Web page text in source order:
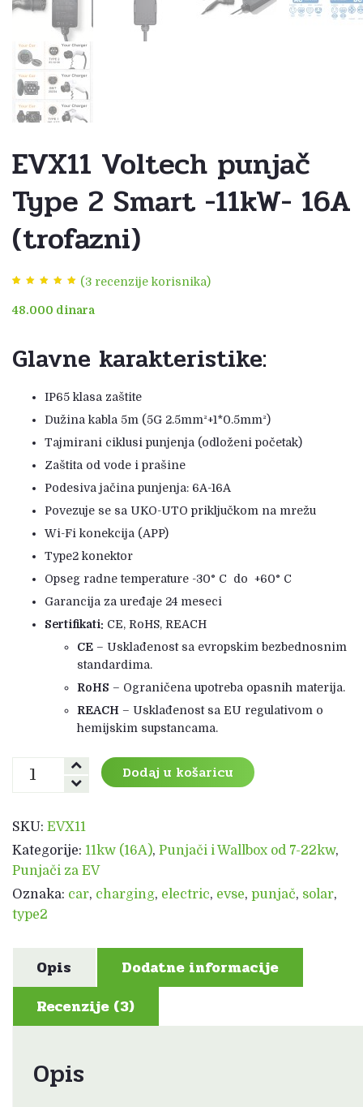
EVX11 Voltech punjač
Type 2 Smart -11kW- 16A
(trofazni)
ocjene:5.00
(3 recenzije korisnika)
48.000 dinara
Glavne karakteristike:
IP65 klasa zaštite
Dužina kabla 5m (5G 2.5mm²+1*0.5mm²)
Tajmirani ciklusi punjenja (odloženi početak)
Zaštita od vode i prašine
Podesiva jačina punjenja: 6A-16A
Povezuje se sa UKO-UTO priključkom na mrežu
Wi-Fi konekcija (APP)
Type2 konektor
Opseg radne temperature -30° C do +60° C
Garancija za uređaje 24 meseci
Sertifikati: CE, RoHS, REACH
CE – Usklađenost sa evropskim bezbednosnim
standardima.
RoHS – Ograničena upotreba opasnih materija.
REACH – Usklađenost sa EU regulativom o
hemijskim supstancama.
EVX11
Voltech
Type
Smart
-11kW-
16A
(trofazni)
Dodaj u košaricu
SKU: EVX11
Kategorije: 11kw (16A), Punjači i Wallbox od 7-22kw,
Punjači za EV
Oznaka: car, charging, electric, evse, punjač, solar,
type2
Opis
Dodatne informacije
Recenzije (3)
Opis